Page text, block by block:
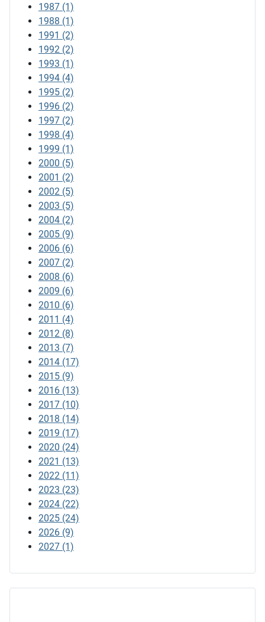
1987 (1)
1988 (1)
1991 (2)
1992 (2)
1993 (1)
1994 (4)
1995 (2)
1996 (2)
1997 (2)
1998 (4)
1999 (1)
2000 (5)
2001 (2)
2002 (5)
2003 (5)
2004 (2)
2005 (9)
2006 (6)
2007 (2)
2008 (6)
2009 (6)
2010 (6)
2011 (4)
2012 (8)
2013 (7)
2014 (17)
2015 (9)
2016 (13)
2017 (10)
2018 (14)
2019 (17)
2020 (24)
2021 (13)
2022 (11)
2023 (23)
2024 (22)
2025 (24)
2026 (9)
2027 (1)